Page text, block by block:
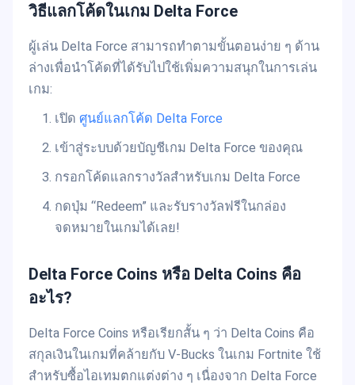
วิธีแลกโค้ดในเกม Delta Force
ผู้เล่น Delta Force สามารถทำตามขั้นตอนง่าย ๆ ด้าน
ล่างเพื่อนำโค้ดที่ได้รับไปใช้เพิ่มความสนุกในการเล่น
เกม:
เปิด ศูนย์แลกโค้ด Delta Force
เข้าสู่ระบบด้วยบัญชีเกม Delta Force ของคุณ
กรอกโค้ดแลกรางวัลสำหรับเกม Delta Force
กดปุ่ม “Redeem” และรับรางวัลฟรีในกล่อง
จดหมายในเกมได้เลย!
Delta Force Coins หรือ Delta Coins คือ
อะไร?
Delta Force Coins หรือเรียกสั้น ๆ ว่า Delta Coins คือ
สกุลเงินในเกมที่คล้ายกับ V-Bucks ในเกม Fortnite ใช้
สำหรับซื้อไอเทมตกแต่งต่าง ๆ เนื่องจาก Delta Force